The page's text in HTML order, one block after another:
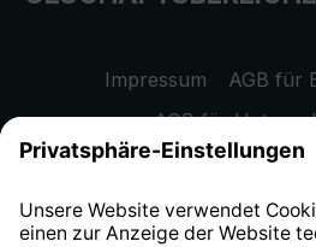
Impressum
AGB für
AGB für
Datenschutzhinweis